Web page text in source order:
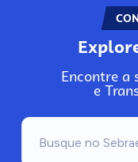
Encontre a
e